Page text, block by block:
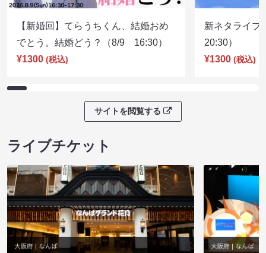
【新婚回】てらうちくん、結婚おめ
でとう。結婚どう？（8/9 16:30）
¥1300 (税込)
新ネタライ
20:30）
¥1300 (税込)
サイトを閲覧する
ライブチケット